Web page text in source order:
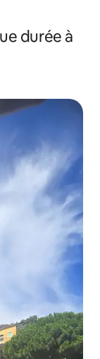
durée à